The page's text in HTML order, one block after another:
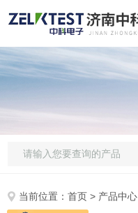
当前位置：首页 > 产品中心